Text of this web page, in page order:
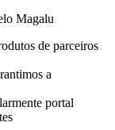
Magalu
de parceiros
a
portal